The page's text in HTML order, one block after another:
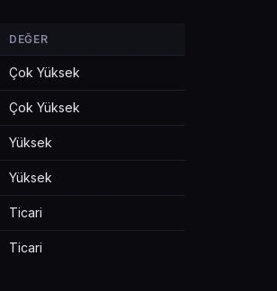
DEĞER
Çok Yüksek
Çok Yüksek
Yüksek
Yüksek
Ticari
Ticari